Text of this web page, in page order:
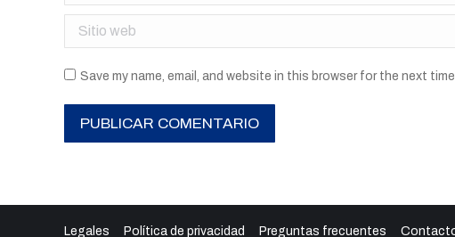
Sitio web
Save my name, email, and website in this browser for the next
PUBLICAR COMENTARIO
Legales Política de privacidad Preguntas frecuentes